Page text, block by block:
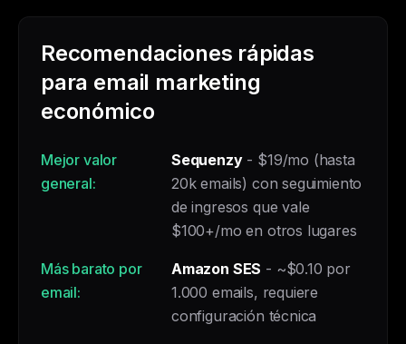
Recomendaciones rápidas
para email marketing
económico
Mejor valor
general:
Sequenzy- $19/mo (hasta
20k emails) con seguimiento
de ingresos que vale
$100+/mo en otros lugares
Más barato por
email:
Amazon SES - ~$0.10 por
1.000 emails, requiere
configuración técnica